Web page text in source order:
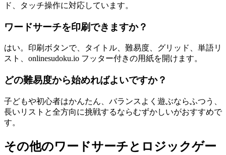
ド、タッチ操作に対応しています。
ワードサーチを印刷できますか？
はい。印刷ボタンで、タイトル、難易度、グリッド、単語リ
スト、onlinesudoku.io フッター付きの用紙を開けます。
どの難易度から始めればよいですか？
子どもや初心者はかんたん、バランスよく遊ぶならふつう、
長いリストと全方向に挑戦するならむずかしいがおすすめで
す。
その他のワードサーチとロジックゲー